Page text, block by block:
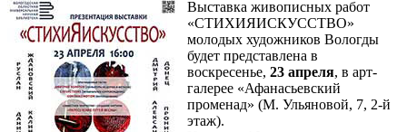
Выставка живописных работ
«СТИХИЯИСКУССТВО»
молодых художников Вологды
будет представлена в
воскресенье, 23 апреля, в арт-
галерее «Афанасьевский
променад» (М. Ульяновой, 7, 2-й
этаж).